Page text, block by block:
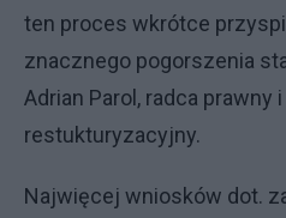
ten proces wkrótce
znacznego pogorszenia
Adrian Parol, radca prawny
restukturyzacyjny.
Najwięcej wniosków dot.